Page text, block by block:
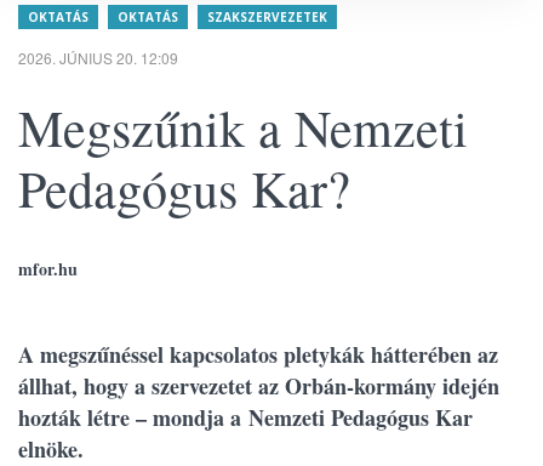
OKTATÁS OKTATÁS SZAKSZERVEZETEK
2026. JÚNIUS 20. 12:09
Megszűnik a Nemzeti
Pedagógus Kar?
mfor.hu
A megszűnéssel kapcsolatos pletykák hátterében az
állhat, hogy a szervezetet az Orbán-kormány idején
hozták létre – mondja a Nemzeti Pedagógus Kar
elnöke.